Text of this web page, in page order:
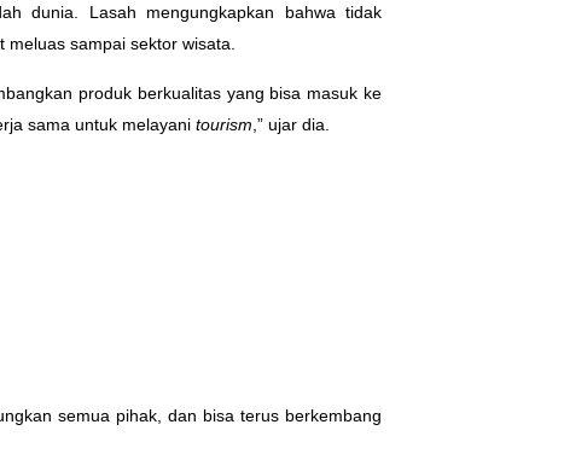
dunia. Lasah mengungkapkan bahwa tidak
sampai sektor wisata.
produk berkualitas yang bisa masuk ke
sama untuk melayani tourism ,” ujar dia.
semua pihak, dan bisa terus berkembang